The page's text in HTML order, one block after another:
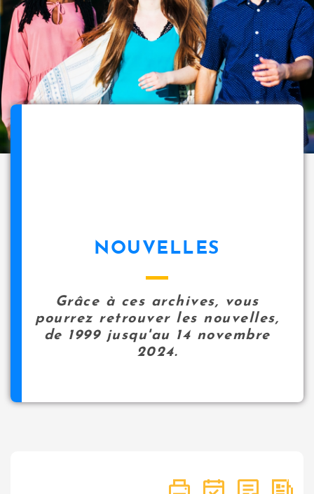
NOUVELLES
Grâce à ces archives, vous
pourrez retrouver les nouvelles,
de 1999 jusqu'au 14 novembre
2024.